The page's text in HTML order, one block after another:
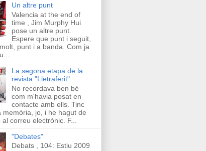
Un altre punt
Valencia at the end of
time , Jim Murphy Hui
pose un altre punt.
Espere que punt i seguit,
punt i a banda. Com ja
La segona etapa de la
revista "Lletraferit"
No recordava ben bé
com m'havia posat en
contacte amb ells. Tinc
memòria, jo, i he hagut de
correu electrònic. F...
"Debates"
Debats , 104: Estiu 2009